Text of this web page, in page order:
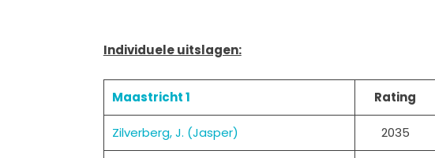
Individuele uitslagen:
Maastricht 1 Rating
Zilverberg, J. (Jasper) 2035